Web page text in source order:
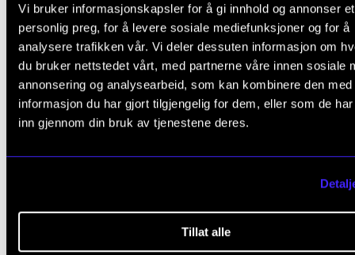
Vi bruker informasjonskapsler for å gi innhold og annonser et
personlig preg, for å levere sosiale mediefunksjoner og for å
analysere trafikken vår. Vi deler dessuten informasjon om
du bruker nettstedet vårt, med partnerne våre innen sosiale
annonsering og analysearbeid, som kan kombinere den med
informasjon du har gjort tilgjengelig for dem, eller som de
inn gjennom din bruk av tjenestene deres.
Tillat alle